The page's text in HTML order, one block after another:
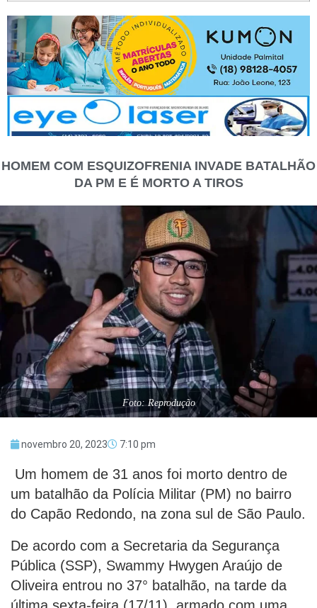
HOMEM COM ESQUIZOFRENIA INVADE BATALHÃO
DA PM E É MORTO A TIROS
Foto: Reprodução
novembro 20, 2023 7:10 pm
Um homem de 31 anos foi morto dentro de
um batalhão da Polícia Militar (PM) no bairro
do Capão Redondo, na zona sul de São Paulo.
De acordo com a Secretaria da Segurança
Pública (SSP), Swammy Hwygen Araújo de
Oliveira entrou no 37° batalhão, na tarde da
última sexta-feira (17/11), armado com uma